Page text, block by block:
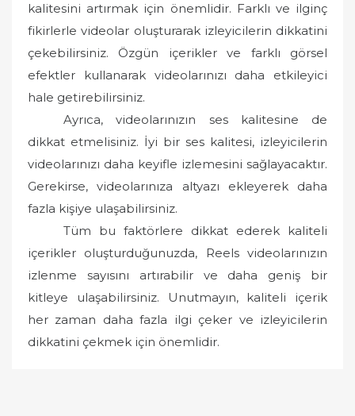
kalitesini artırmak için önemlidir. Farklı ve ilginç
fikirlerle videolar oluşturarak izleyicilerin dikkatini
çekebilirsiniz. Özgün içerikler ve farklı görsel
efektler kullanarak videolarınızı daha etkileyici
hale getirebilirsiniz.
Ayrıca, videolarınızın ses kalitesine de
dikkat etmelisiniz. İyi bir ses kalitesi, izleyicilerin
videolarınızı daha keyifle izlemesini sağlayacaktır.
Gerekirse, videolarınıza altyazı ekleyerek daha
fazla kişiye ulaşabilirsiniz.
Tüm bu faktörlere dikkat ederek kaliteli
içerikler oluşturduğunuzda, Reels videolarınızın
izlenme sayısını artırabilir ve daha geniş bir
kitleye ulaşabilirsiniz. Unutmayın, kaliteli içerik
her zaman daha fazla ilgi çeker ve izleyicilerin
dikkatini çekmek için önemlidir.